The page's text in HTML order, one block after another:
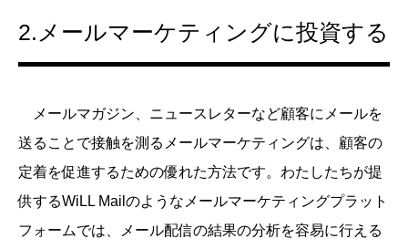
2.メールマーケティングに投資する
メールマガジン、ニュースレターなど顧客にメールを
送ることで接触を測るメールマーケティングは、顧客の
定着を促進するための優れた方法です。わたしたちが提
供するWiLL Mailのようなメールマーケティングプラット
フォームでは、メール配信の結果の分析を容易に行える